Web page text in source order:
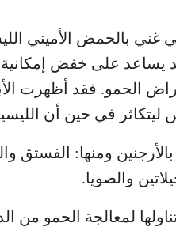
بالحمض الأميني
يساعد على خفض
الحمو. فقد أظهرت
ليتكاثر في حين أن
بالأرجنين ومنها: الفستق
والصويا.
لمعالجة الحمو من